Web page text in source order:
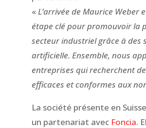
«L’arrivée de Maurice Weber
étape clé pour promouvoir la
secteur industriel grâce à des
artificielle. Ensemble, nous
entreprises qui recherchent
efficaces et conformes aux
La société présente en
un partenariat avec Foncia.